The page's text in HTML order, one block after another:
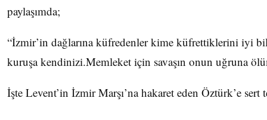
paylaşımda;
“İzmir’in dağlarına küfredenler kime küfrettiklerini iyi
kuruşa kendinizi.Memleket için savaşın onun uğruna
İşte Levent’in İzmir Marşı’na hakaret eden Öztürk’e sert